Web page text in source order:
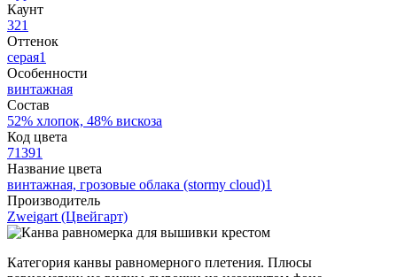
Каунт
321
Оттенок
серая1
Особенности
винтажная
Состав
52% хлопок, 48% вискоза
Код цвета
71391
Название цвета
винтажная, грозовые облака (stormy cloud)1
Производитель
Zweigart (Цвейгарт)
Категория канвы равномерного плетения. Плюсы